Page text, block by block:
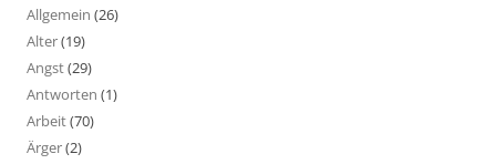
Allgemein (26)
Alter(19)
Angst(29)
Antworten (1)
Arbeit(70)
Ärger(2)